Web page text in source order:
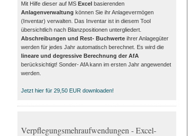
Mit Hilfe dieser auf MS Excelbasierenden
Anlagenverwaltung können Sie ihr Anlagevermögen
(Inventar) verwalten. Das Inventar ist in diesem Tool
übersichtlich nach Bilanzpositionen untergliedert.
Abschreibungen und Rest- Buchwerteihrer Anlagegüter
werden für jedes Jahr automatisch berechnet. Es wird die
lineare und degressive Berechnung der AfA
berücksichtigt! Sonder- AfA kann im ersten Jahr angewendet
werden.
Jetzt hier für 29,50 EUR downloaden!
Verpflegungsmehraufwendungen - Excel-